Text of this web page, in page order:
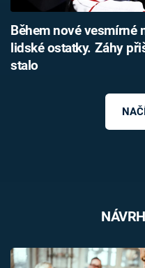
Během nové vesmírné
lidské ostatky. Záhy
stalo